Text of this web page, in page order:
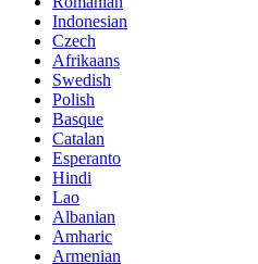
Indonesian
Czech
Afrikaans
Swedish
Polish
Basque
Catalan
Esperanto
Hindi
Lao
Albanian
Amharic
Armenian